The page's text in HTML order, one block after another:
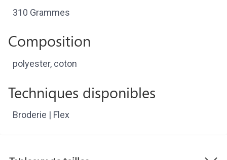
310 Grammes
Composition
polyester, coton
Techniques disponibles
Broderie | Flex